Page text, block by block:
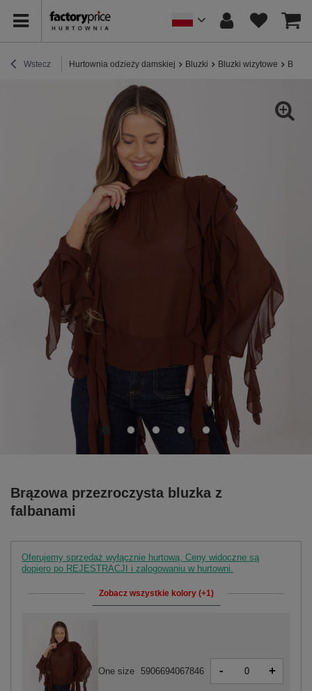
Wstecz Hurtownia odzieży damskiej Bluzki Bluzki wizytowe
Brązowa przezroczysta bluzka z
falbanami
Oferujemy sprzedaż wyłącznie hurtową. Ceny widoczne są
dopiero po REJESTRACJI i zalogowaniu w hurtowni.
Zobacz wszystkie kolory (+1)
One size 5906694067846 - +